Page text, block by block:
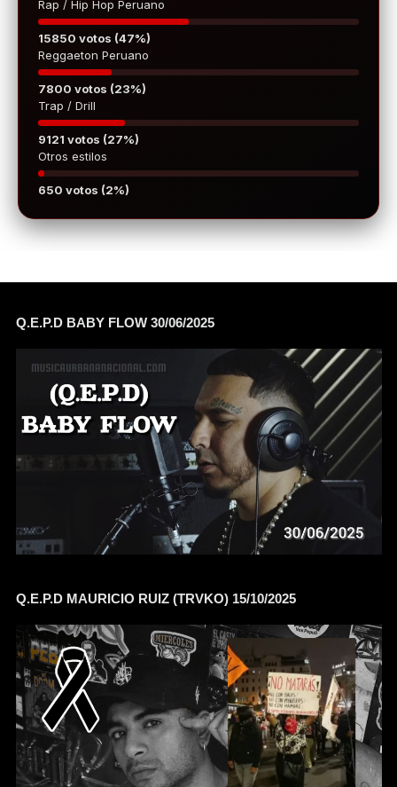
Rap / Hip Hop Peruano
15850 votos (47%)
Reggaeton Peruano
7800 votos (23%)
Trap / Drill
9121 votos (27%)
Otros estilos
650 votos (2%)
Q.E.P.D BABY FLOW 30/06/2025
Q.E.P.D MAURICIO RUIZ (TRVKO) 15/10/2025